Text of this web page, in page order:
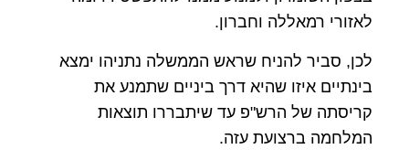
לאזורי רמאללה וחברון.
לכן, סביר להניח שראש הממשלה נתניהו ימצא
בינתיים איזו שהיא דרך ביניים שתמנע את
קריסתה של הרש"פ עד שיתבררו תוצאות
המלחמה ברצועת עזה.